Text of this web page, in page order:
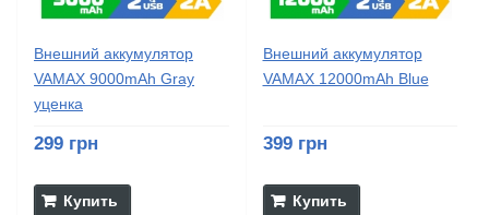
Внешний аккумулятор
VAMAX 9000mAh Gray
уценка
299 грн
Купить
Внешний аккумулятор
VAMAX 12000mAh Blue
399 грн
Купить